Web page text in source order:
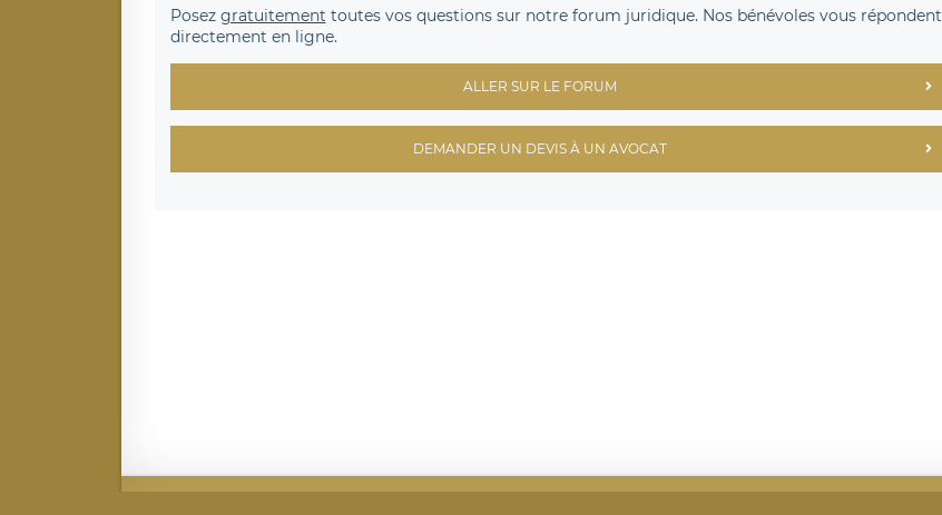
Posez gratuitement toutes vos questions sur notre forum juridique. Nos bénévoles vous répondent
directement en ligne.
ALLER SUR LE FORUM
DEMANDER UN DEVIS À UN AVOCAT